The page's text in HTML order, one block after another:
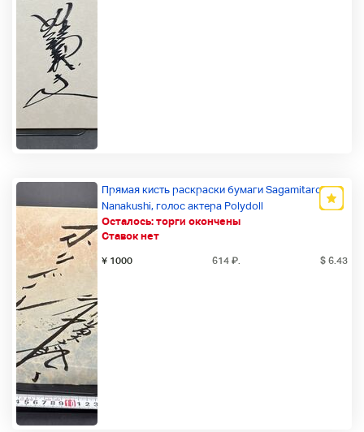
Осталось: торги окончены
Ставок нет
Прямая кисть раскраски бумаги Sagamitaro
Nanakushi, голос актера Polydoll
Новый товар
¥ 1000 614 ₽. $ 6.43